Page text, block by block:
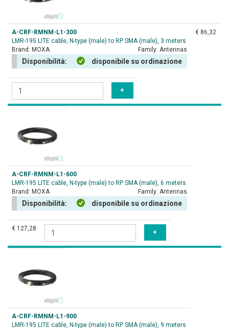
A-CRF-RMNM-L1-300
LMR-195 LITE cable, N-type (male) to RP SMA (male), 3 meters
Brand: MOXA Family: Antennas
Disponibilità: disponibile su ordinazione
€ 86,32
A-CRF-RMNM-L1-600
LMR-195 LITE cable, N-type (male) to RP SMA (male), 6 meters
Brand: MOXA Family: Antennas
Disponibilità: disponibile su ordinazione
€ 127,28
A-CRF-RMNM-L1-900
LMR-195 LITE cable, N-type (male) to RP SMA (male), 9 meters